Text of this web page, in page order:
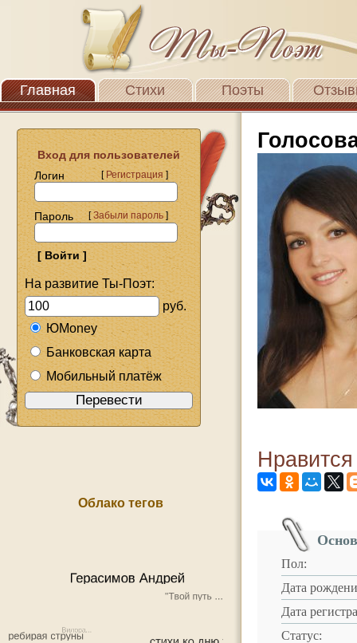
Главная Стихи Поэты
Вход для пользователей
Логин
[Регистрация]
Пароль [Забыли пароль]
На развитие Ты-Поэт:
руб.
ЮMoney
Банковская карта
Мобильный платёж
Облако тегов
Пол:
Дата
Дата
Статус: